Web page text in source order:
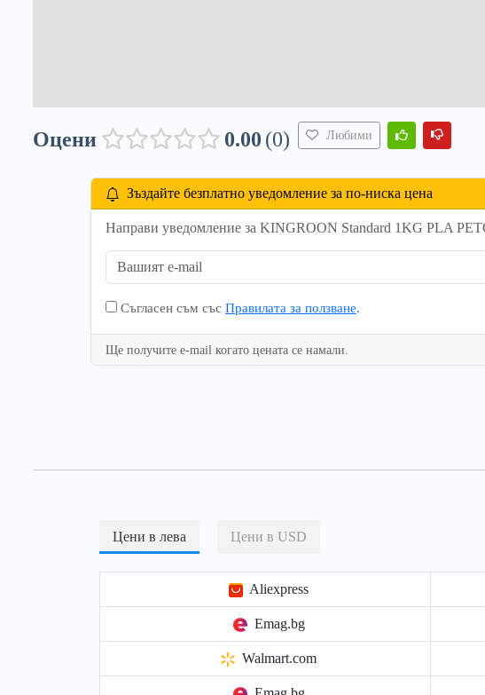
Оцени 0.00 0 Любими
Зъздайте безплатно уведомление за по-ниска цена
Направи уведомление за KINGROON Standard 1KG PLA
Съгласен съм със Правилата за ползване.
Ще получите e-mail когато цената се намали.
Цени в лева Цени в USD
Aliexpress
Emag.bg
Walmart.com